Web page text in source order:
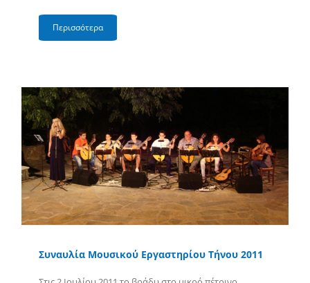
Περισσότερα
Συναυλία Μουσικού Εργαστηρίου Τήνου 2011